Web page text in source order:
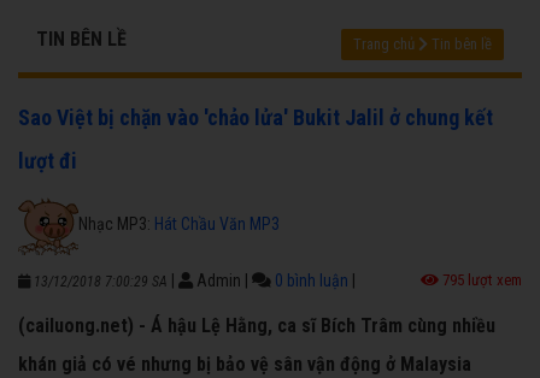
TIN BÊN LỀ Trang chủ Tin bên lề
Sao Việt bị chặn vào 'chảo lửa' Bukit Jalil ở chung kết
lượt đi
Nhạc MP3: Hát Chầu Văn MP3
13/12/2018 7:00:29 SA Admin 0 bình luận 795 lượt xem
(cailuong.net) - Á hậu Lệ Hằng, ca sĩ Bích Trâm cùng nhiều
khán giả có vé nhưng bị bảo vệ sân vận động ở Malaysia